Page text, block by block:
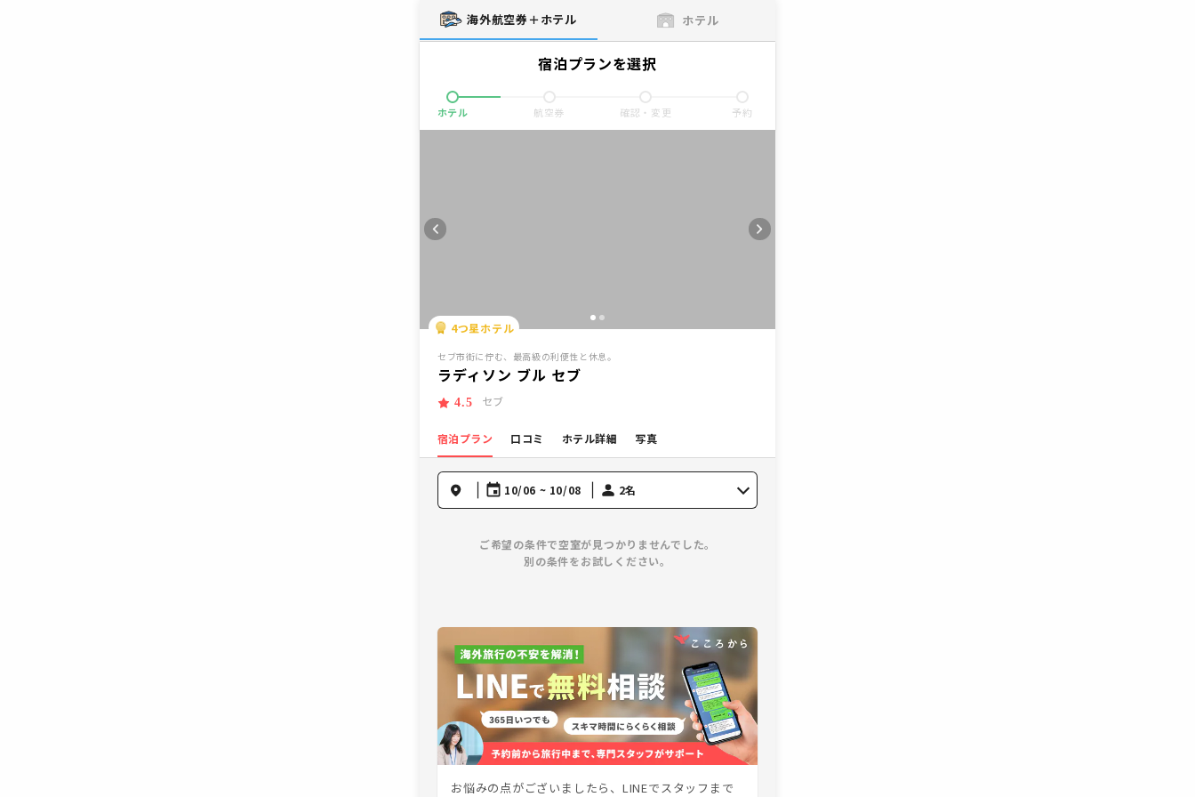
海外航空券＋ホテル ホテル
宿泊プランを選択
ホテル 航空券 確認・変更 予約
4つ星ホテル
セブ市街に佇む、最高級の利便性と休息。
ラディソン ブル セブ
4.5 セブ
宿泊プラン 口コミ ホテル詳細 写真
10/06 ~ 10/08 2名
ご希望の条件で空室が見つかりませんでした。
別の条件をお試しください。
お悩みの点がございましたら、LINEでスタッフまで